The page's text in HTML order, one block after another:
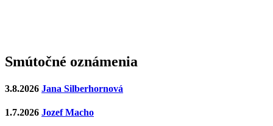
Smútočné oznámenia
3.8.2026 Jana Silberhornová
1.7.2026 Jozef Macho